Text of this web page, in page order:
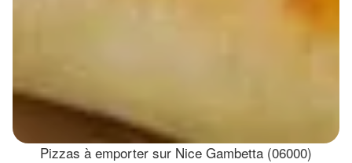
Pizzas à emporter sur Nice Gambetta (06000)